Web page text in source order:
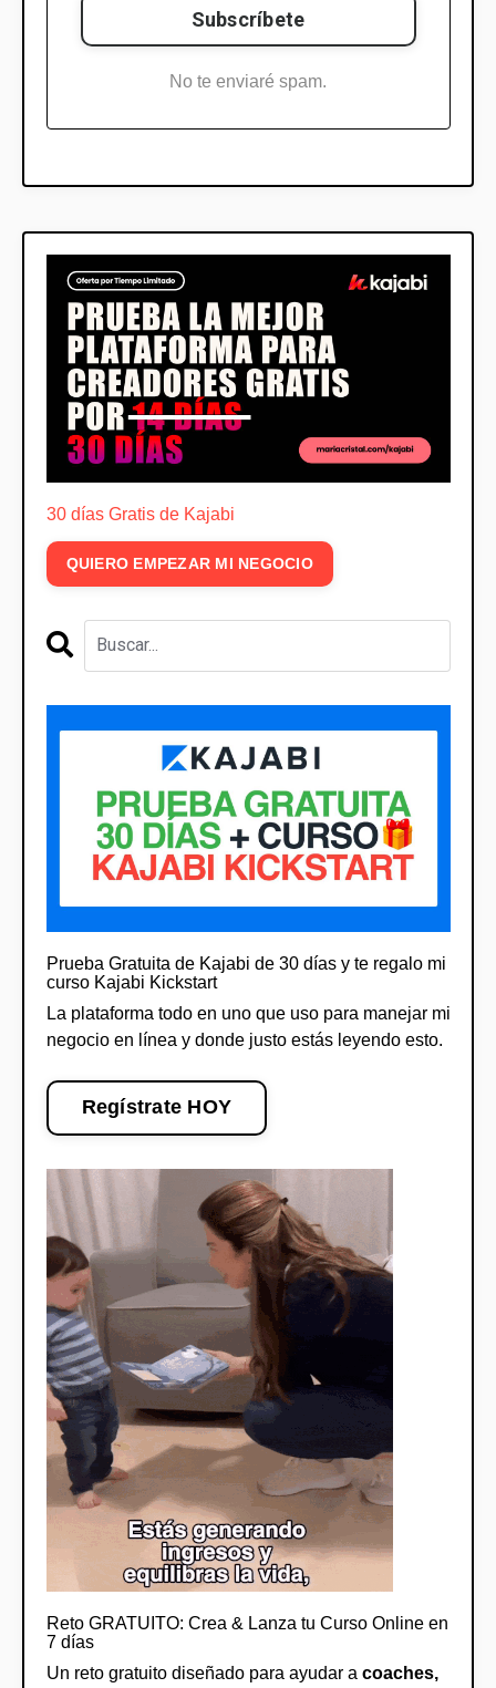
No te enviaré spam.
30 días Gratis de Kajabi
QUIERO EMPEZAR MI NEGOCIO
Prueba Gratuita de Kajabi de 30 días y te regalo mi
curso Kajabi Kickstart
La plataforma todo en uno que uso para manejar mi
negocio en línea y donde justo estás leyendo esto.
Regístrate HOY
Reto GRATUITO: Crea & Lanza tu Curso Online en
7 días
Un reto gratuito diseñado para ayudar a coaches,